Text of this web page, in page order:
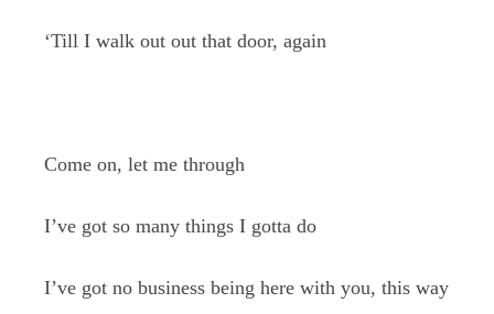
‘Till I walk out out that door, again
Come on, let me through
I’ve got so many things I gotta do
I’ve got no business being here with you, this way